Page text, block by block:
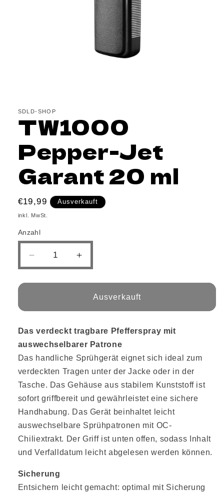
Modal
SDLD-SHOP
TW1000
Pepper-Jet
Garant 20 ml
Normaler
Preis
€19,99 Ausverkauft
inkl. MwSt.
Anzahl
Verringere
die
Menge
Pepper-
Garant
20
ml
Erhöhe
die
Menge
Pepper-
Jet
Garant
20
ml
Ausverkauft
Das verdeckt tragbare Pfefferspray mit
auswechselbarer Patrone
Das handliche Sprühgerät eignet sich ideal zum
verdeckten Tragen unter der Jacke oder in der
Tasche. Das Gehäuse aus stabilem Kunststoff ist
sofort griffbereit und gewährleistet eine sichere
Handhabung. Das Gerät beinhaltet leicht
auswechselbare Sprühpatronen mit OC-
Chiliextrakt. Der Griff ist unten offen, sodass Inhalt
und Verfalldatum leicht abgelesen werden können.
Sicherung
Entsichern leicht gemacht: optimal mit Sicherung